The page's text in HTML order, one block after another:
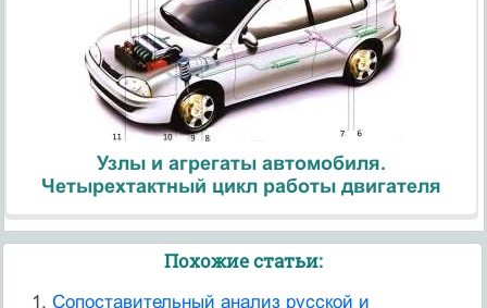
Узлы и агрегаты автомобиля.
Четырехтактный цикл работы двигателя
Похожие статьи:
Cопоставительный анализ русской и